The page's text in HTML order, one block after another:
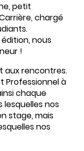
petit
chargé
nous
!
aux rencontres.
Professionnel à
chaque
lesquelles nos
stage, mais
nos